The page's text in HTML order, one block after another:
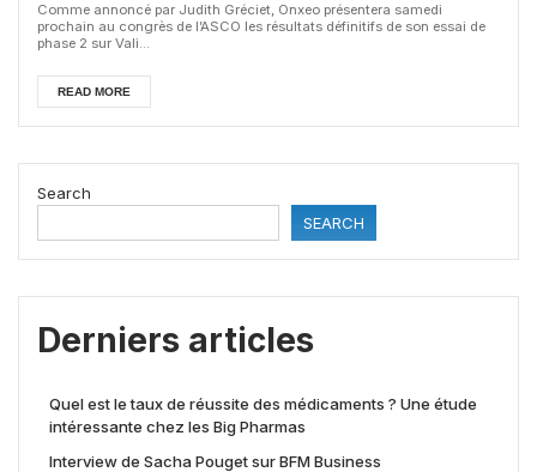
Comme annoncé par Judith Gréciet, Onxeo présentera samedi
prochain au congrès de l’ASCO les résultats définitifs de son essai de
phase 2 sur Vali...
READ MORE
Search
SEARCH
Derniers articles
Quel est le taux de réussite des médicaments ? Une étude
intéressante chez les Big Pharmas
Interview de Sacha Pouget sur BFM Business